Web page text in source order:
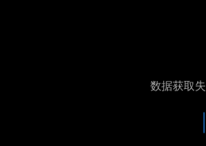
数据获取